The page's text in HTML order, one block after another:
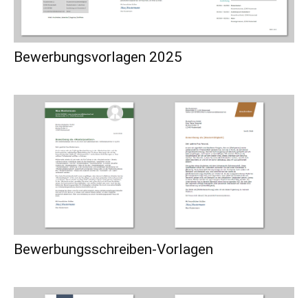
Bewerbungsvorlagen 2025
Bewerbungsschreiben-Vorlagen